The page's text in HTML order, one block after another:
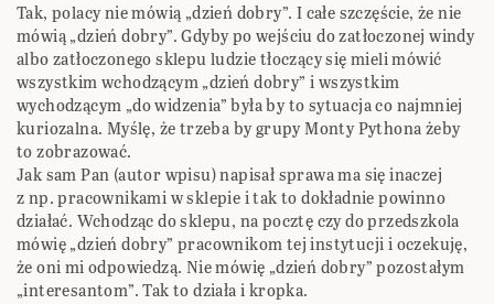
Tak, polacy nie mówią „dzień dobry”. I całe szczęście, że nie
mówią „dzień dobry”. Gdyby po wejściu do zatłoczonej windy
albo zatłoczonego sklepu ludzie tłoczący się mieli mówić
wszystkim wchodzącym „dzień dobry” i wszystkim
wychodzącym „do widzenia” była by to sytuacja co najmniej
kuriozalna. Myślę, że trzeba by grupy Monty Pythona żeby
to zobrazować.
Jak sam Pan (autor wpisu) napisał sprawa ma się inaczej
z np. pracownikami w sklepie i tak to dokładnie powinno
działać. Wchodząc do sklepu, na pocztę czy do przedszkola
mówię „dzień dobry” pracownikom tej instytucji i oczekuję,
że oni mi odpowiedzą. Nie mówię „dzień dobry” pozostałym
„interesantom”. Tak to działa i kropka.